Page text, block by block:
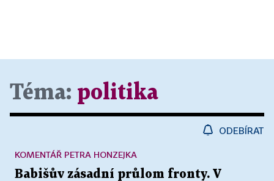
Téma: politika
ODEBÍRAT
Babišův zásadní průlom fronty. V
KOMENTÁŘ PETRA HONZEJKA